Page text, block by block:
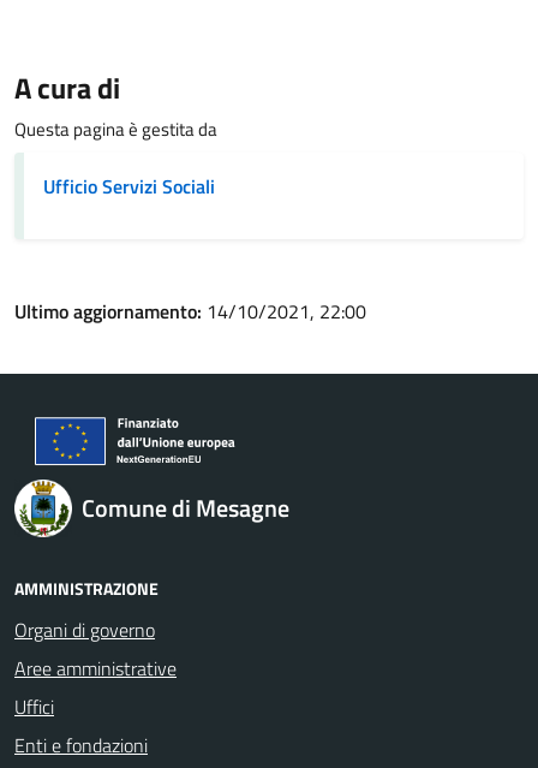
A cura di
Questa pagina è gestita da
Ufficio Servizi Sociali
Ultimo aggiornamento: 14/10/2021, 22:00
Comune di Mesagne
AMMINISTRAZIONE
Organi di governo
Aree amministrative
Uffici
Enti e fondazioni